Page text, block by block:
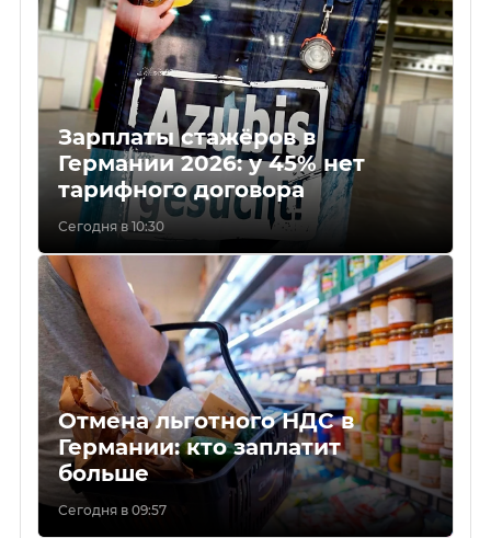
Зарплаты стажёров в
Германии 2026: у 45% нет
тарифного договора
Сегодня в 10:30
Отмена льготного НДС в
Германии: кто заплатит
больше
Сегодня в 09:57